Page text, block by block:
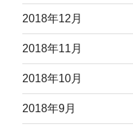
2018年12月
2018年11月
2018年10月
2018年9月